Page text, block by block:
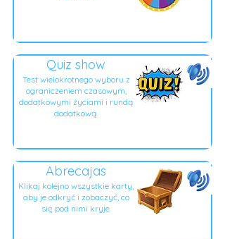
Quiz show
Test wielokrotnego wyboru z
ograniczeniem czasowym,
dodatkowymi życiami i rundą
dodatkową.
Abrecajas
Klikaj kolejno wszystkie karty,
aby je odkryć i zobaczyć, co
się pod nimi kryje.